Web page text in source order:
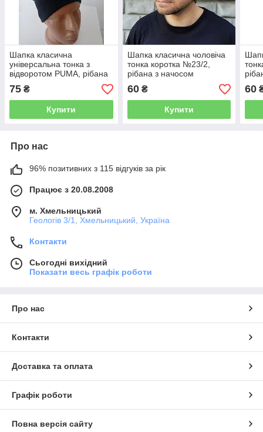
Шапка класична
універсальна тонка з
відворотом PUMA, рібана
з начосом ЧОРНИЙ
75 ₴
Купити
Шапка класична чоловіча
тонка коротка №23/2,
рібана з начосом
КАМУФЛЯЖ-ПІКСЕЛЬ
60₴
Купити
60
Про нас
96% позитивних з 115 відгуків за рік
Працює з 20.08.2008
м. Хмельницький
Геологів 3/1, Хмельницький, Україна
Контакти
Сьогодні вихідний
Показати весь графік роботи
Про нас
Контакти
Доставка та оплата
Графік роботи
Повна версія сайту